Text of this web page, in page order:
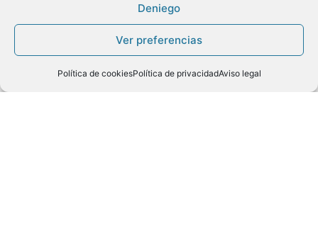
Deniego
Ver preferencias
Política de cookiesPolítica de privacidadAviso legal
Copyright ©2020
Menú